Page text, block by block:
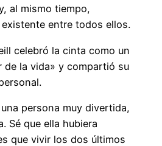
al mismo tiempo,
entre todos ellos.
celebró la cinta como un
de la vida» y compartió su
persona muy divertida,
Sé que ella hubiera
que vivir los dos últimos